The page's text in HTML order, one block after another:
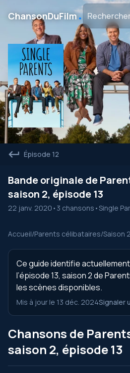
ChansonDuFilm․
Épisode 12
Bande originale de
saison 2, épisode 13
22 janv. 2020 • 3 chansons •Single
Accueil/Parents célibataires/Saison 2
Ce guide identifie
l’épisode 13, saison 2 de
les scènes disponibles.
Mis à jour le 13 déc. 2024Signaler
Chansons de
saison 2, épisode 13